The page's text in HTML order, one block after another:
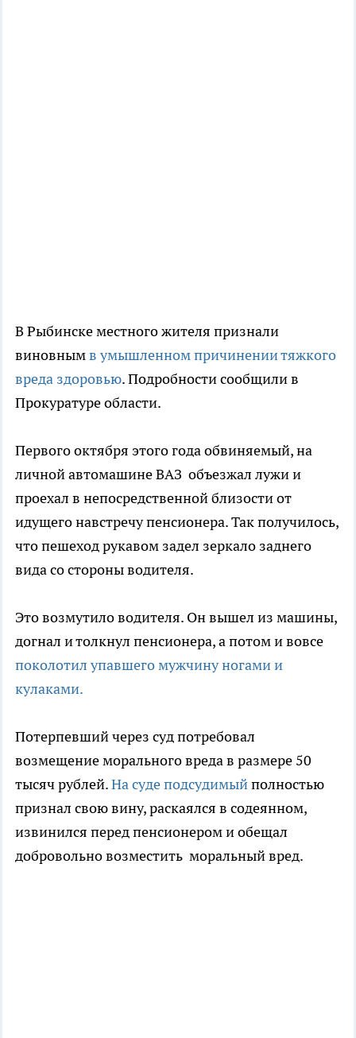
В Рыбинске местного жителя признали
виновнымв умышленном причинении тяжкого
вреда здоровью. Подробности сообщили в
Прокуратуре области.
Первого октября этого года обвиняемый, на
личной автомашине ВАЗ объезжал лужи и
проехал в непосредственной близости от
идущего навстречу пенсионера. Так получилось,
что пешеход рукавом задел зеркало заднего
вида со стороны водителя.
Это возмутило водителя. Он вышел из машины,
догнал и толкнул пенсионера, а потом и вовсе
поколотил упавшего мужчину ногами и
кулаками.
Потерпевший через суд потребовал
возмещение морального вреда в размере 50
тысяч рублей.На суде подсудимыйполностью
признал свою вину, раскаялся в содеянном,
извинился перед пенсионером и обещал
добровольно возместить моральный вред.